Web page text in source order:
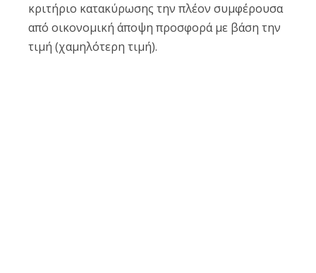
κριτήριο κατακύρωσης την πλέον συμφέρουσα
από οικονομική άποψη προσφορά με βάση την
τιμή (χαμηλότερη τιμή).